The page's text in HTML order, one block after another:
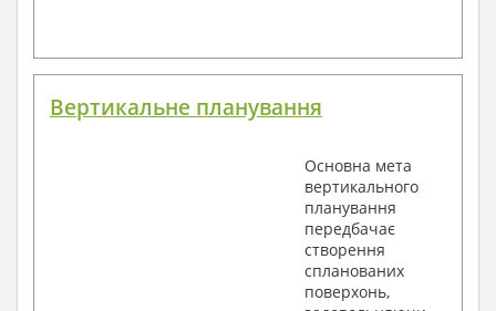
Вертикальне планування
Основна мета
вертикального
планування
передбачає
створення
спланованих
поверхонь,